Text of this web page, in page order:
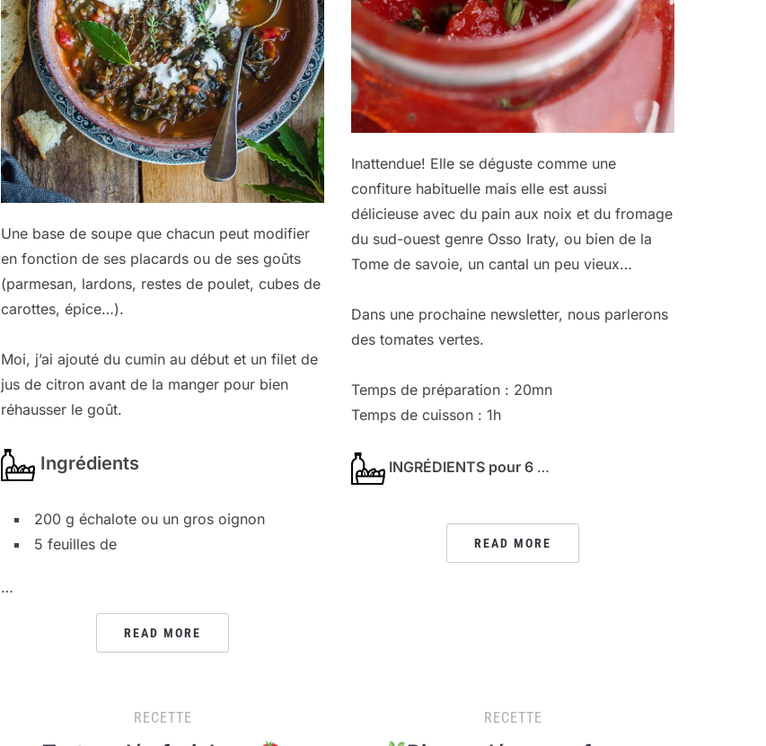
Une base de soupe que chacun peut modifier
en fonction de ses placards ou de ses goûts
(parmesan, lardons, restes de poulet, cubes de
carottes, épice…).
Moi, j’ai ajouté du cumin au début et un filet de
jus de citron avant de la manger pour bien
réhausser le goût.
Ingrédients
200 g échalote ou un gros oignon
5 feuilles de
…
READ MORE
Inattendue! Elle se déguste comme une
confiture habituelle mais elle est aussi
délicieuse avec du pain aux noix et du fromage
du sud-ouest genre Osso Iraty, ou bien de la
Tome de savoie, un cantal un peu vieux…
Dans une prochaine newsletter, nous parlerons
des tomates vertes.
Temps de préparation : 20mn
Temps de cuisson : 1h
INGRÉDIENTS pour 6 …
READ MORE
RECETTE RECETTE